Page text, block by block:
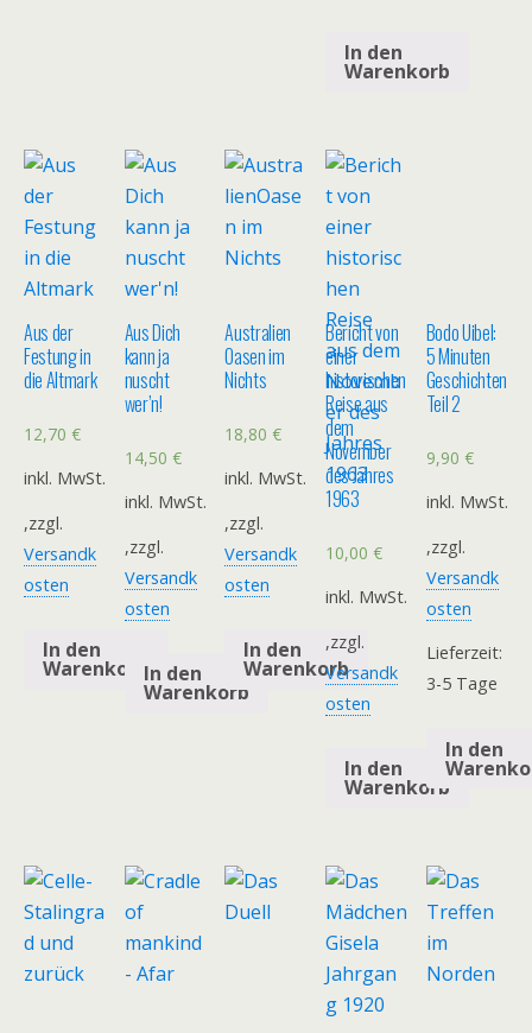
In den
Warenkorb
Aus der
Festung in
die Altmark
12,70 €
inkl. MwSt.
,zzgl.
Versandk
osten
In den
Warenkorb
Aus Dich
kann ja
nuscht
wer’n!
14,50 €
inkl. MwSt.
,zzgl.
Versandk
osten
In den
Warenkorb
Australien
Oasen im
Nichts
18,80€
inkl. MwSt.
,zzgl.
Versandk
osten
In den
Warenkorb
Bericht von
einer
historischen
Reise aus
dem
November
des Jahres
1963
10,00 €
inkl. MwSt.
,zzgl.
Versandk
osten
In den
Warenkorb
Bodo Uibel:
5 Minuten
Geschichten
Teil 2
9,90 €
inkl. MwSt.
,zzgl.
Versandk
osten
Lieferzeit:
3-5 Tage
In den